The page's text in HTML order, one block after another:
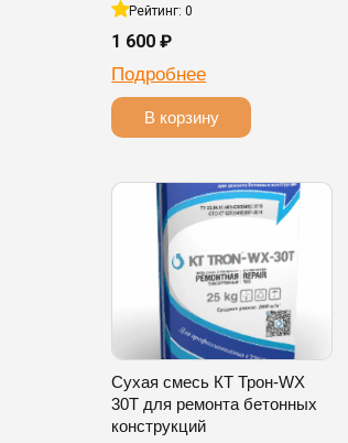
Рейтинг: 0
1 600 ₽
Подробнее
В корзину
Сухая смесь КТ Трон-WX
30T для ремонта бетонных
конструкций